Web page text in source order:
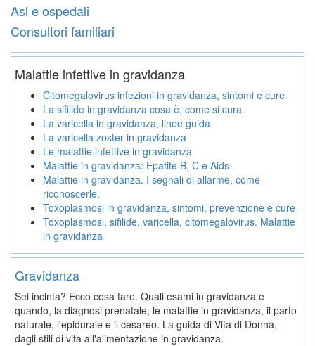
Asl e ospedali
Consultori familiari
Malattie infettive in gravidanza
Citomegalovirus infezioni in gravidanza, sintomi e cure
La sifilide in gravidanza cosa è, come si cura.
La varicella in gravidanza, linee guida
La varicella zoster in gravidanza
Le malattie infettive in gravidanza
Malattie in gravidanza: Epatite B, C e Aids
Malattie in gravidanza. I segnali di allarme, come
riconoscerle.
Toxoplasmosi in gravidanza, sintomi, prevenzione e cure
Toxoplasmosi, sifilide, varicella, citomegalovirus. Malattie
in gravidanza
Gravidanza
Sei incinta? Ecco cosa fare. Quali esami in gravidanza e
quando, la diagnosi prenatale, le malattie in gravidanza, il parto
naturale, l'epidurale e il cesareo. La guida di Vita di Donna,
dagli stili di vita all'alimentazione in gravidanza.